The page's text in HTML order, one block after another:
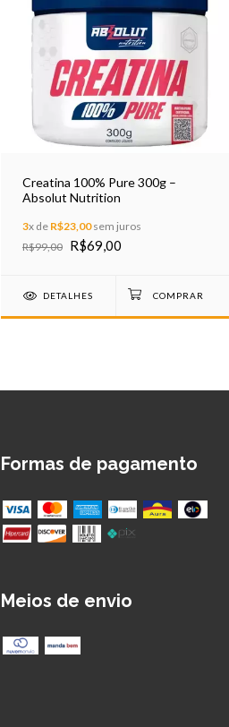
Creatina 100% Pure 300g –
Absolut Nutrition
3x de R$23,00sem juros
R$99,00 R$69,00
DETALHES
Formas de pagamento
Meios de envio